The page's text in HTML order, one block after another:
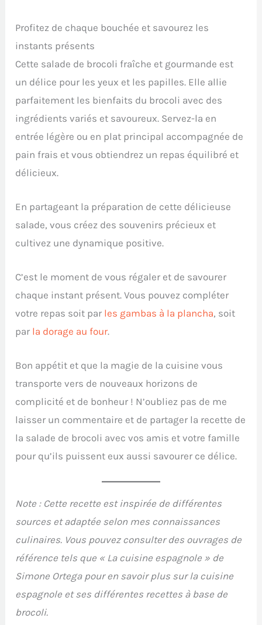
Profitez de chaque bouchée et savourez les
instants présents
Cette salade de brocoli fraîche et gourmande est
un délice pour les yeux et les papilles. Elle allie
parfaitement les bienfaits du brocoli avec des
ingrédients variés et savoureux. Servez-la en
entrée légère ou en plat principal accompagnée de
pain frais et vous obtiendrez un repas équilibré et
délicieux.
En partageant la préparation de cette délicieuse
salade, vous créez des souvenirs précieux et
cultivez une dynamique positive.
C’est le moment de vous régaler et de savourer
chaque instant présent. Vous pouvez compléter
votre repas soit par les gambas à la plancha, soit
par la dorage au four.
Bon appétit et que la magie de la cuisine vous
transporte vers de nouveaux horizons de
complicité et de bonheur ! N’oubliez pas de me
laisser un commentaire et de partager la recette de
la salade de brocoli avec vos amis et votre famille
pour qu’ils puissent eux aussi savourer ce délice.
Note : Cette recette est inspirée de différentes
sources et adaptée selon mes connaissances
culinaires. Vous pouvez consulter des ouvrages de
référence tels que « La cuisine espagnole » de
Simone Ortega pour en savoir plus sur la cuisine
espagnole et ses différentes recettes à base de
brocoli.